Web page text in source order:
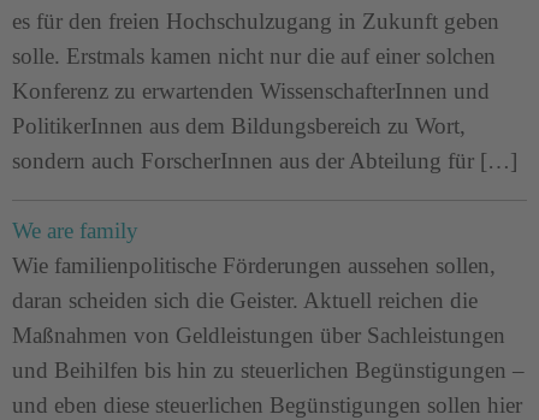
es für den freien Hochschulzugang in Zukunft geben
solle. Erstmals kamen nicht nur die auf einer solchen
Konferenz zu erwartenden WissenschafterInnen und
PolitikerInnen aus dem Bildungsbereich zu Wort,
sondern auch ForscherInnen aus der Abteilung für […]
We are family
Wie familienpolitische Förderungen aussehen sollen,
daran scheiden sich die Geister. Aktuell reichen die
Maßnahmen von Geldleistungen über Sachleistungen
und Beihilfen bis hin zu steuerlichen Begünstigungen –
und eben diese steuerlichen Begünstigungen sollen hier